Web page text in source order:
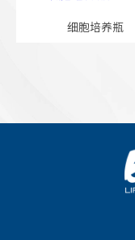
细胞培养瓶